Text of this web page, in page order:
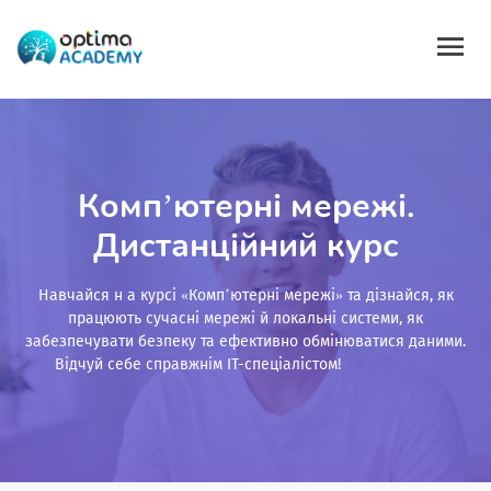
Комп’ютерні мережі.
Дистанційний курс
Навчайся н а курсі «Комп’ютерні мережі» та дізнайся, як
працюють сучасні мережі й локальні системи, як
забезпечувати безпеку та ефективно обмінюватися даними.
Відчуй себе справжнім IT-спеціалістом!